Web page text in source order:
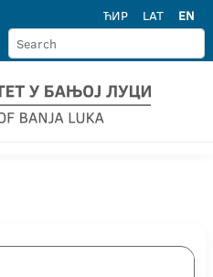
ЋИР LAT EN